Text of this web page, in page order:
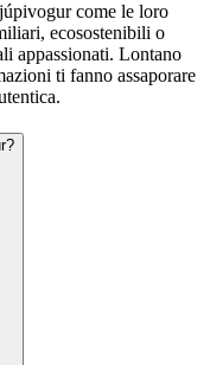
come le loro
ecosostenibili o
appassionati. Lontano
ti fanno assaporare